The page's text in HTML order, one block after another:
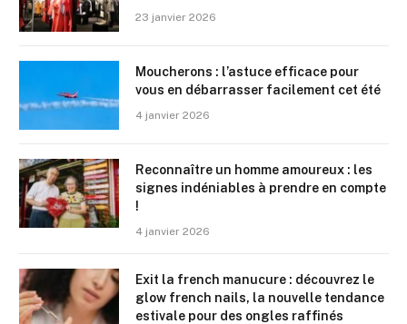
23 janvier 2026
Moucherons : l’astuce efficace pour
vous en débarrasser facilement cet été
4 janvier 2026
Reconnaître un homme amoureux : les
signes indéniables à prendre en compte
!
4 janvier 2026
Exit la french manucure : découvrez le
glow french nails, la nouvelle tendance
estivale pour des ongles raffinés